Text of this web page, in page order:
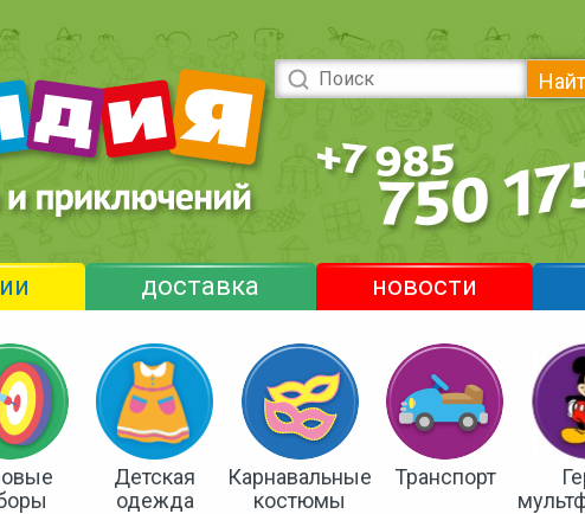
доставка новости
Детская
одежда
Карнавальные
костюмы
Транспорт